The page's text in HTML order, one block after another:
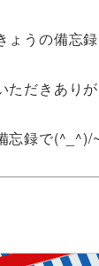
ょうの備忘録
ただきありが
忘録で(^_^)/~